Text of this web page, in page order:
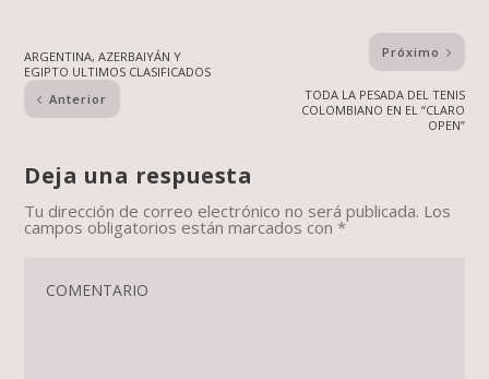
ARGENTINA, AZERBAIYÁN Y
EGIPTO ULTIMOS CLASIFICADOS
Anterior
Próximo
TODA LA PESADA DEL TENIS
COLOMBIANO EN EL “CLARO
OPEN”
Deja una respuesta
Tu dirección de correo electrónico no será publicada. Los
campos obligatorios están marcados con*